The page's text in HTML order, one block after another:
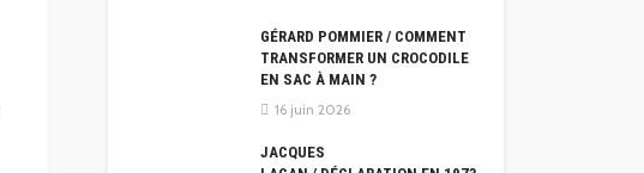
GÉRARD POMMIER / COMMENT
TRANSFORMER UN CROCODILE
EN SAC À MAIN ?
16 juin 2026
JACQUES